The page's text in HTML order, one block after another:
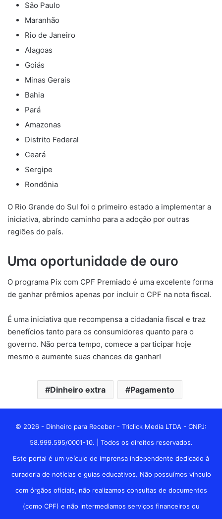
São Paulo
Maranhão
Rio de Janeiro
Alagoas
Goiás
Minas Gerais
Bahia
Pará
Amazonas
Distrito Federal
Ceará
Sergipe
Rondônia
O Rio Grande do Sul foi o primeiro estado a implementar a
iniciativa, abrindo caminho para a adoção por outras
regiões do país.
Uma oportunidade de ouro
O programa Pix com CPF Premiado é uma excelente forma
de ganhar prêmios apenas por incluir o CPF na nota fiscal.
É uma iniciativa que recompensa a cidadania fiscal e traz
benefícios tanto para os consumidores quanto para o
governo. Não perca tempo, comece a participar hoje
mesmo e aumente suas chances de ganhar!
Dinheiro extra Pagamento
© 2026 - Dinheiro para Receber - Triclick Media LTDA - CNPJ:
58.999.595/0001-10. | Todos os direitos reservados.
Este portal é um veículo de imprensa independente dedicado à
curadoria de notícias e guias educativos. Não possuímos vínculo
com órgãos oficiais, não realizamos consultas de documentos
(como CPF) e não intermediamos serviços financeiros ou